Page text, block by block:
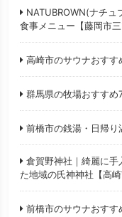
NATUBROWN(ナチュ
食事メニュー【藤岡市三
高崎市のサウナおすす
群馬県の牧場おすすめ
前橋市の銭湯・日帰り
倉賀野神社｜綺麗に手
た地域の氏神神社【高崎
前橋市のサウナおすす